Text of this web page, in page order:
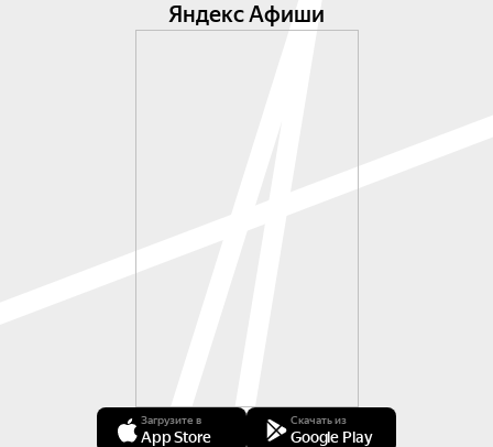
Яндекс Афиши
Загрузите в
App Store
Скачать из
Google Play